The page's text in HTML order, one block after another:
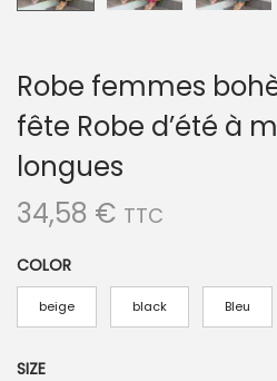
Robe femmes
fête Robe d’été à
longues
34,58 € TTC
COLOR
beige black Bleu
SIZE